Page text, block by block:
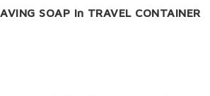
SOAP in TRAVEL CONTAINER